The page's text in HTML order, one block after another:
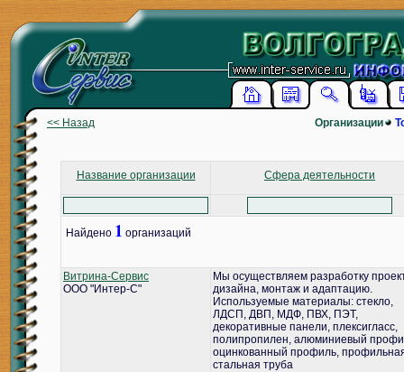
<< Назад Организации
Название организации Сфера деятельности
Найдено 1 организаций
Витрина-Сервис
ООО "Интер-С"
Мы осуществляем разработку
дизайна, монтаж и адаптацию.
Используемые материалы: стекло,
ЛДСП, ДВП, МДФ, ПВХ, ПЭТ,
декоративные панели, плексигласс,
полипропилен, алюминиевый
оцинкованный профиль,
стальная труба